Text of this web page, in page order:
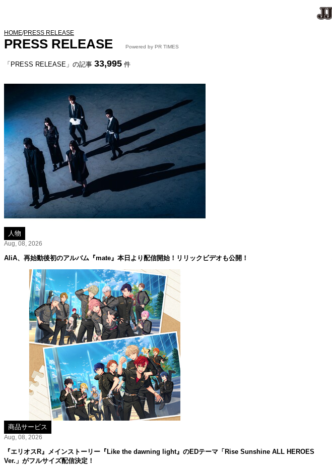
HOME/PRESS RELEASE
PRESS RELEASE Powered by PR TIMES
「PRESS RELEASE」の記事 33,995 件
人物
Aug, 08, 2026
AliA、再始動後初のアルバム『mate』本日より配信開始！リリックビデオも公開！
商品サービス
Aug, 08, 2026
『エリオスR』メインストーリー『Like the dawning light』のEDテーマ「Rise Sunshine ALL HEROES
Ver.」がフルサイズ配信決定！